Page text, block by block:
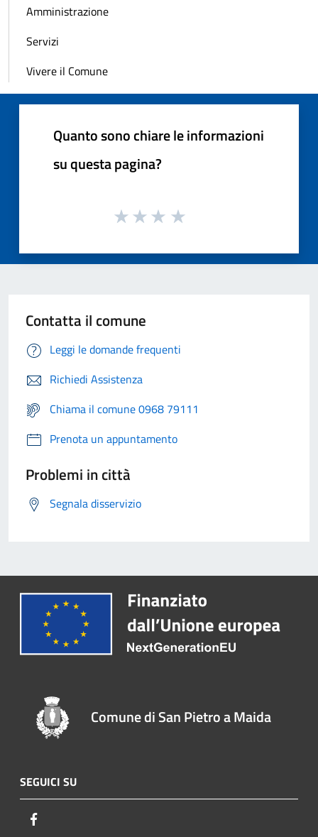
Amministrazione
Servizi
Vivere il Comune
Quanto sono chiare le informazioni
su questa pagina?
Contatta il comune
Leggi le domande frequenti
Richiedi Assistenza
Chiama il comune 0968 79111
Prenota un appuntamento
Problemi in città
Segnala disservizio
Comune di San Pietro a Maida
SEGUICI SU